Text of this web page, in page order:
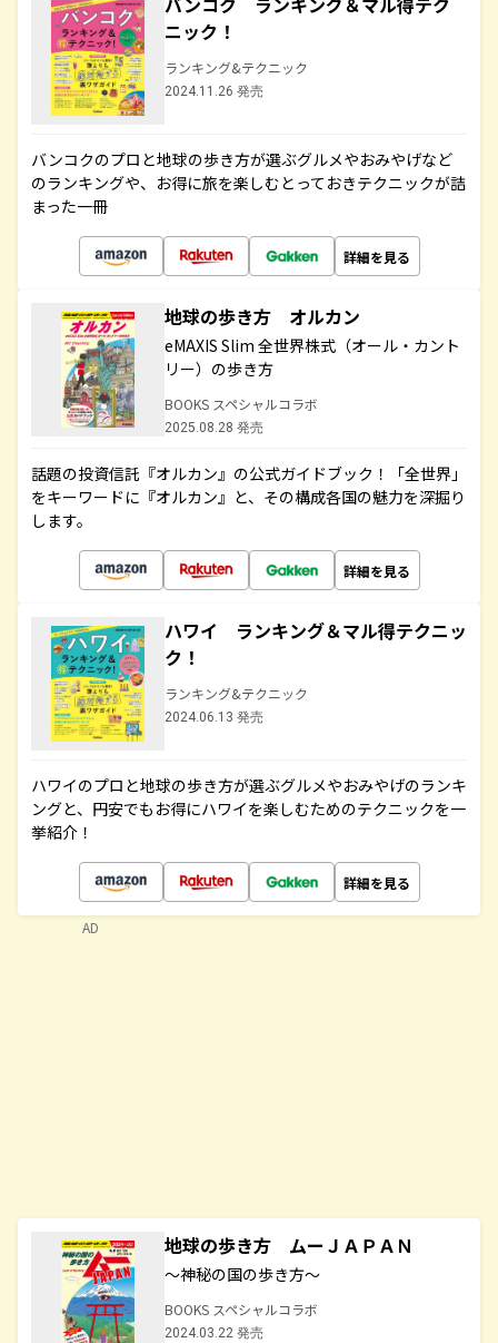
ニック！
ランキング&テクニック
2024.11.26 発売
バンコクのプロと地球の歩き方が選ぶグルメやおみやげなど
のランキングや、お得に旅を楽しむとっておきテクニックが詰
まった一冊
詳細を見る
地球の歩き方 オルカン
eMAXIS Slim 全世界株式（オール・カント
リー）の歩き方
BOOKS スペシャルコラボ
2025.08.28 発売
話題の投資信託『オルカン』の公式ガイドブック！「全世界」
をキーワードに『オルカン』と、その構成各国の魅力を深掘り
します。
詳細を見る
ハワイ ランキング＆マル得テクニッ
ク！
ランキング&テクニック
2024.06.13 発売
ハワイのプロと地球の歩き方が選ぶグルメやおみやげのランキ
ングと、円安でもお得にハワイを楽しむためのテクニックを一
挙紹介！
詳細を見る
地球の歩き方 ムーＪＡＰＡＮ
～神秘の国の歩き方～
BOOKS スペシャルコラボ
2024.03.22 発売
AD